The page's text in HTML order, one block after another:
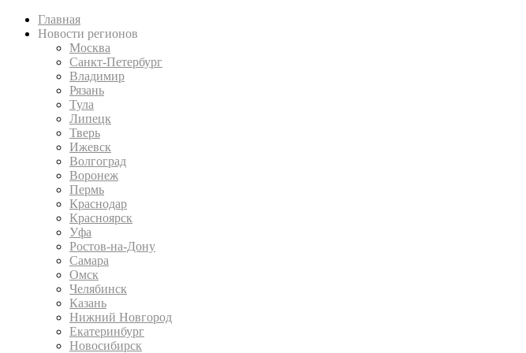
Главная
Новости регионов
Москва
Санкт-Петербург
Владимир
Рязань
Тула
Липецк
Тверь
Ижевск
Волгоград
Воронеж
Пермь
Краснодар
Красноярск
Уфа
Ростов-на-Дону
Самара
Омск
Челябинск
Казань
Нижний Новгород
Екатеринбург
Новосибирск